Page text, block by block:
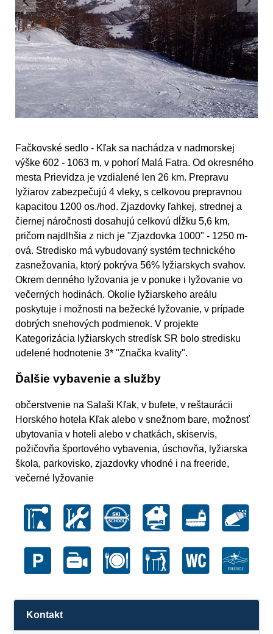
Fačkovské sedlo - Kľak sa nachádza v nadmorskej
výške 602 - 1063 m, v pohorí Malá Fatra. Od okresného
mesta Prievidza je vzdialené len 26 km. Prepravu
lyžiarov zabezpečujú 4 vleky, s celkovou prepravnou
kapacitou 1200 os./hod. Zjazdovky ľahkej, strednej a
čiernej náročnosti dosahujú celkovú dĺžku 5,6 km,
pričom najdlhšia z nich je "Zjazdovka 1000" - 1250 m-
ová. Stredisko má vybudovaný systém technického
zasnežovania, ktorý pokrýva 56% lyžiarskych svahov.
Okrem denného lyžovania je v ponuke i lyžovanie vo
večerných hodinách. Okolie lyžiarskeho areálu
poskytuje i možnosti na bežecké lyžovanie, v prípade
dobrých snehových podmienok. V projekte
Kategorizácia lyžiarskych stredísk SR bolo stredisku
udelené hodnotenie 3* "Značka kvality".
Ďalšie vybavenie a služby
občerstvenie na Salaši Kľak, v bufete, v reštaurácii
Horského hotela Kľak alebo v snežnom bare, možnosť
ubytovania v hoteli alebo v chatkách, skiservis,
požičovňa športového vybavenia, úschovňa, lyžiarska
škola, parkovisko, zjazdovky vhodné i na freeride,
večerné lyžovanie
Kontakt